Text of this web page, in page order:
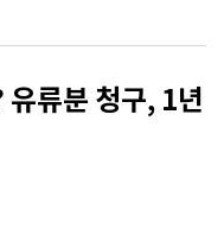
유류분 청구, 1년